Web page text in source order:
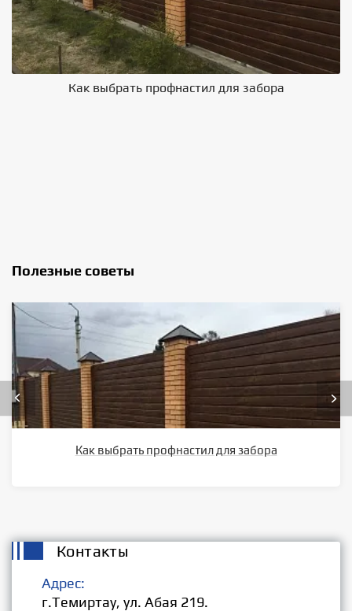
Как выбрать профнастил для забора
Полезные советы
Как выбрать профнастил для забора
Контакты
Адрес:
г.Темиртау, ул. Абая 219.